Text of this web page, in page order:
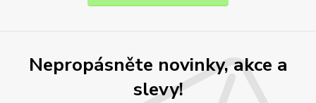
Nepropásněte novinky, akce a
slevy!